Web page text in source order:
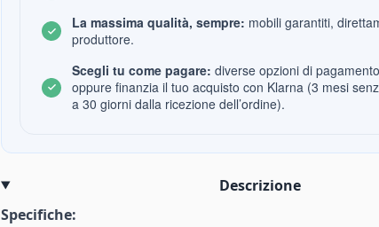
La massima qualità, sempre: mobili garantiti,
produttore.
Scegli tu come pagare: diverse opzioni di
oppure finanzia il tuo acquisto con Klarna (3 mesi
a 30 giorni dalla ricezione dell’ordine).
Descrizione
Specifiche: